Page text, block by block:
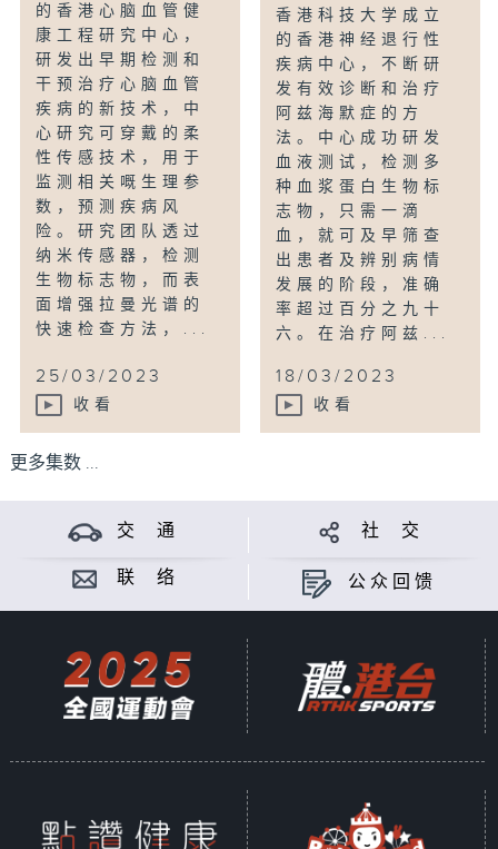
的香港⼼脑⾎管健
康⼯程研究中⼼，
研发出早期检测和
⼲预治疗⼼脑⾎管
疾病的新技术，中
⼼研究可穿戴的柔
性传感技术，⽤于
监测相关嘅⽣理参
数，预测疾病风
险。研究团队透过
纳米传感器，检测
⽣物标志物，而表
⾯增强拉曼光谱的
快速检查⽅法，...
25/03/2023
收看
香港科技大学成立
的香港神经退行性
疾病中心，不断研
发有效诊断和治疗
阿兹海默症的方
法。中心成功研发
血液测试，检测多
种血浆蛋白生物标
志物，只需一滴
血，就可及早筛查
出患者及辨别病情
发展的阶段，准确
率超过百分之九十
六。在治疗阿兹...
18/03/2023
收看
更多集数 ...
交 通 社 交
联 络 公众回馈